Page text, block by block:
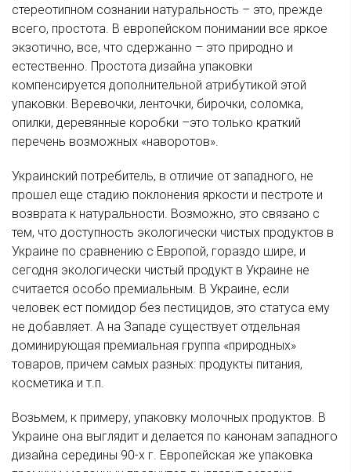
стереотипном сознании натуральность – это, прежде
всего, простота. В европейском понимании все яркое
экзотично, все, что сдержанно – это природно и
естественно. Простота дизайна упаковки
компенсируется дополнительной атрибутикой этой
упаковки. Веревочки, ленточки, бирочки, соломка,
опилки, деревянные коробки –это только краткий
перечень возможных «наворотов».
Украинский потребитель, в отличие от западного, не
прошел еще стадию поклонения яркости и пестроте и
возврата к натуральности. Возможно, это связано с
тем, что доступность экологически чистых продуктов в
Украине по сравнению с Европой, гораздо шире, и
сегодня экологически чистый продукт в Украине не
считается особо премиальным. В Украине, если
человек ест помидор без пестицидов, это статуса ему
не добавляет. А на Западе существует отдельная
доминирующая премиальная группа «природных»
товаров, причем самых разных: продукты питания,
косметика и т.п.
Возьмем, к примеру, упаковку молочных продуктов. В
Украине она выглядит и делается по канонам западного
дизайна середины 90-х г. Европейская же упаковка